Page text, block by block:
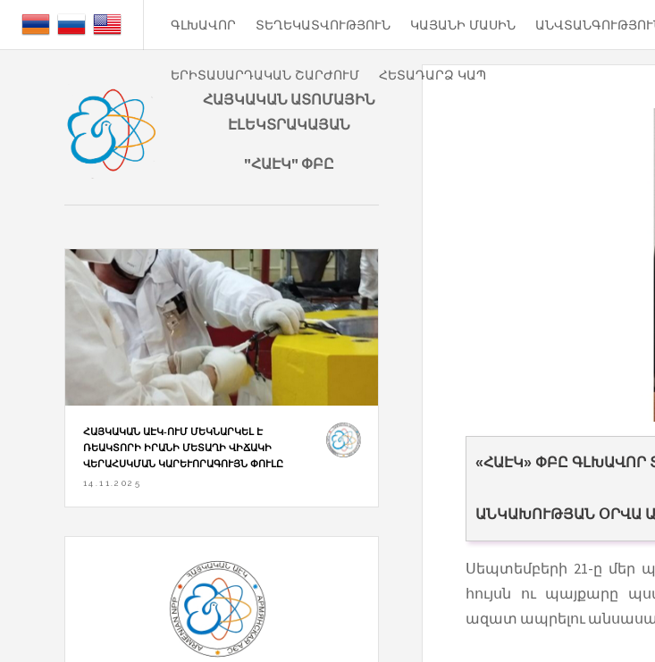
ԳԼԽԱՎՈՐ ՏԵՂԵԿԱՏՎՈՒԹՅՈՒՆ ԿԱՅԱՆԻ ՄԱՍԻՆ
ԵՐԻՏԱՍԱՐԴԱԿԱՆ ՇԱՐԺՈՒՄ ՀԵՏԱԴԱՐՁ ԿԱՊ
«ՀԱԷԿ» ՓԲԸ ԳԼԽԱՎՈՐ
ԱՆԿԱԽՈՒԹՅԱՆ ՕՐՎԱ
Սեպտեմբերի 21-ը մեր
հույսն ու պայքարը
ազատ ապրելու
ՀԱՅԿԱԿԱՆ ԱՏՈՄԱՅԻՆ
ԷԼԵԿՏՐԱԿԱՅԱՆ
"ՀԱԷԿ" ՓԲԸ
ՀԱՅԿԱԿԱՆ ԱԷԿ-ՈՒՄ ՄԵԿՆԱՐԿԵԼ Է
ՌԵԱԿՏՈՐԻ ԻՐԱՆԻ ՄԵՏԱՂԻ ՎԻՃԱԿԻ
ՎԵՐԱՀՍԿՄԱՆ ԿԱՐԵՒՈՐԱԳՈՒՅՆ ՓՈՒԼԸ
14.11.2025